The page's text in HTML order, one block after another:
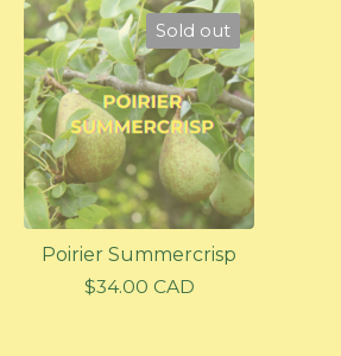
Sold out
Poirier Summercrisp
$34.00 CAD